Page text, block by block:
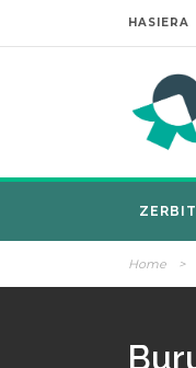
HASIERA
Home >